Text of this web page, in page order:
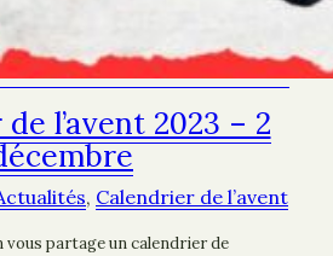
l’avent 2023 – 2
, Calendrier de l’avent
vous partage un calendrier de